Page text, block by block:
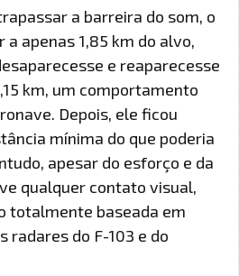
a barreira do som, o
a apenas 1,85 km do alvo,
e reaparecesse
km, um comportamento
Depois, ele ficou
mínima do que poderia
apesar do esforço e da
qualquer contato visual,
totalmente baseada em
radares do F-103 e do